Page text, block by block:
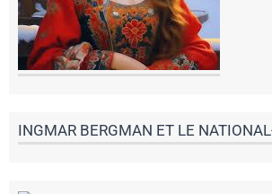
INGMAR BERGMAN ET LE